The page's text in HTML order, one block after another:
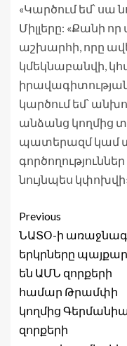
«Կարծում եմ՝ սա
Միլլերը: «Քանի
աշխարհի, որը
կմեկնաբանվի,
կարծում եմ՝
անձանց կողմից
պատերազմ կամ
նույնպես
Previous
ՆԱՏՕ-ի
երկրները
են ԱՄՆ զորքերի
համար Թրամփի
կողմից
զորքերի